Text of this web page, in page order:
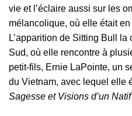
vie et l’éclaire aussi sur les
mélancolique, où elle était
L’apparition de Sitting Bull la
Sud, où elle rencontre à
petit-fils, Ernie LaPointe, un
du Vietnam, avec lequel elle
Sagesse et Visions d’un